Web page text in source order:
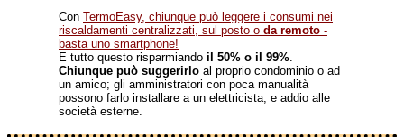
Con TermoEasy, chiunque può leggere i consumi nei
riscaldamenti centralizzati, sul posto o da remoto -
basta uno smartphone!
E tutto questo risparmiando il 50% o il 99%.
Chiunque può suggerirlo al proprio condominio o ad
un amico; gli amministratori con poca manualità
possono farlo installare a un elettricista, e addio alle
società esterne.